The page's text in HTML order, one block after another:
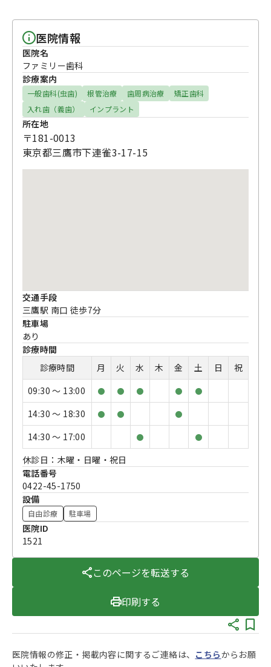
医院情報
医院名
ファミリー歯科
診療案内
一般歯科(虫歯) 根管治療 歯周病治療
矯正歯科
入れ歯（義歯）
インプラント
所在地
〒181-0013
東京都三鷹市下連雀3-17-15
交通手段
三鷹駅 南口 徒歩7分
駐車場
あり
診療時間
診療時間
月 火 水 木 金 土 日
祝
09:30 〜 13:00
● ● ● ● ●
14:30 〜 18:30 ● ● ●
14:30 〜 17:00 ● ●
休診日：木曜・日曜・祝日
電話番号
0422-45-1750
設備
自由診療 駐車場
医院ID
1521
このページを転送する
印刷する
医院情報の修正・掲載内容に関するご連絡は、 こちらからお願